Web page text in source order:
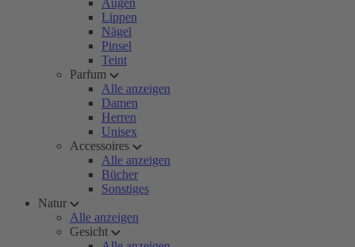
Augen
Lippen
Nägel
Pinsel
Teint
Parfum
Alle anzeigen
Damen
Herren
Unisex
Accessoires
Alle anzeigen
Bücher
Sonstiges
Natur
Alle anzeigen
Gesicht